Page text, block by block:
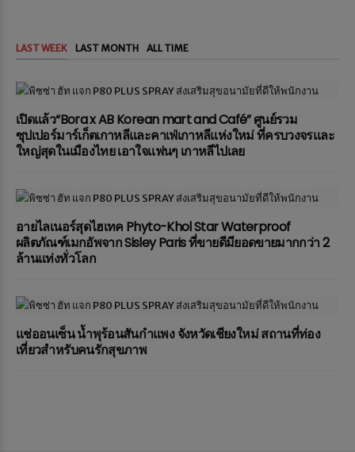
LAST WEEK LAST MONTH ALL TIME
เปิดแล้ว“Bora x AB Korean mart and Café” ศูนย์รวม
ซุปเปอร์มาร์เก็ตเกาหลีและคาเฟ่เกาหลีแห่งใหม่ ที่ครบวงจรและ
ใหญ่สุดในเมืองไทย เอาใจแฟนๆ เกาหลีไปเลย
อายไลเนอร์สุดไฮเทค Phyto-Khol Star Waterproof
ผลิตภัณฑ์เมกอัพจาก Sisley Paris ที่ขายดีมียอดขายมากกว่า 2
ล้านแท่งทั่วโลก
แช่ออนเซ็น น้ำพุร้อนสันกำแพง จังหวัดเชียงใหม่ สถานที่ท่อง
เที่ยวสำหรับคนรักสุขภาพ